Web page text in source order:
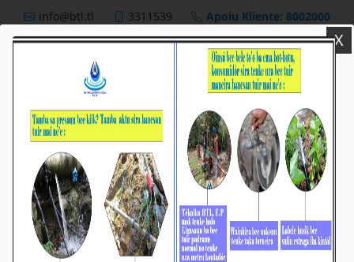
info@btl.tl 3311539 Apoiu Kliente: 8002000
X